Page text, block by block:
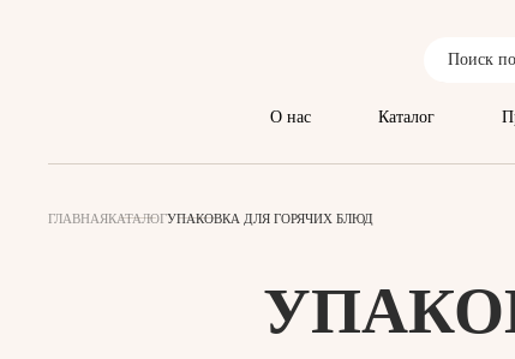
О нас Каталог
ГЛАВНАЯКАТАЛОГУПАКОВКА ДЛЯ ГОРЯЧИХ БЛЮД